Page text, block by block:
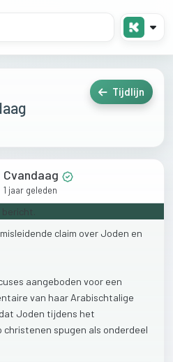
Tijdlijn
Cvandaag
1 jaar geleden
misleidende claim over Joden en
aangeboden voor een
van haar Arabischtalige
dat Joden tijdens het
christenen spugen als onderdeel